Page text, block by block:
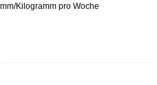
Kilogramm pro Woche